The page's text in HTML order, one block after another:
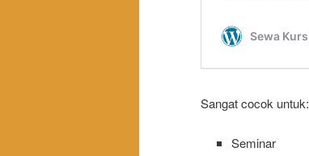
Sangat cocok untuk:
Seminar